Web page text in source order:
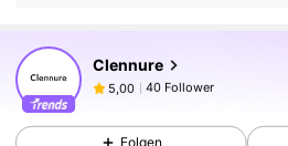
Clennure
5,00 40 Follower
5,00 40 Follower
Folgen